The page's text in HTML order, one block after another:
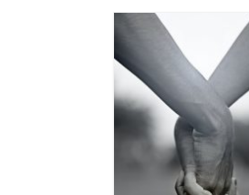
Verhuur Zolder
Verhuur Therapieruimte